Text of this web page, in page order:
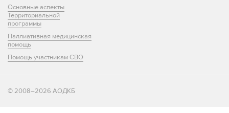
Основные аспекты
Территориальной
программы
Паллиативная медицинская
помощь
Помощь участникам СВО
© 2008–2026 АОДКБ